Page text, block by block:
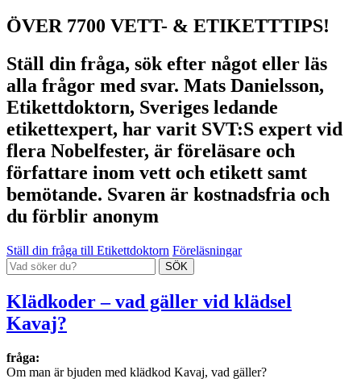
ÖVER 7700 VETT- & ETIKETTTIPS!
Ställ din fråga, sök efter något eller läs
alla frågor med svar. Mats Danielsson,
Etikettdoktorn, Sveriges ledande
etikettexpert, har varit SVT:S expert vid
flera Nobelfester, är föreläsare och
författare inom vett och etikett samt
bemötande. Svaren är kostnadsfria och
du förblir anonym
Ställ din fråga till Etikettdoktorn Föreläsningar
Klädkoder – vad gäller vid klädsel
Kavaj?
fråga:
Om man är bjuden med klädkod Kavaj, vad gäller?